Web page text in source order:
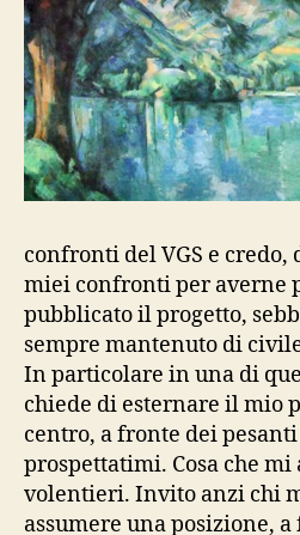
confronti del VGS e
miei confronti per averne
pubblicato il progetto,
sempre mantenuto di
In particolare in una di
chiede di esternare il mio
centro, a fronte dei
prospettatimi. Cosa che
volentieri. Invito anzi chi
assumere una posizione,